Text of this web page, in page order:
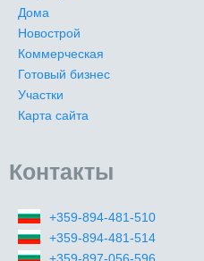
Дома
Новострой
Коммерческая
Готовый бизнес
Участки
Карта сайта
Контакты
+359-894-481-510
+359-894-481-514